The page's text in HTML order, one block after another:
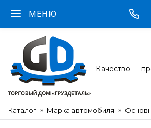
МЕНЮ
Качество —
Каталог Марка автомобиля